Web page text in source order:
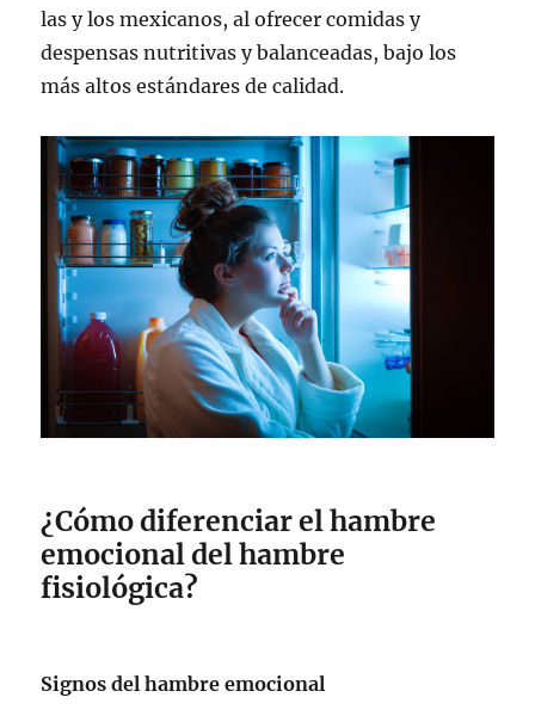
las y los mexicanos, al ofrecer comidas y
despensas nutritivas y balanceadas, bajo los
más altos estándares de calidad.
¿Cómo diferenciar el hambre
emocional del hambre
fisiológica?
Signos del hambre emocional